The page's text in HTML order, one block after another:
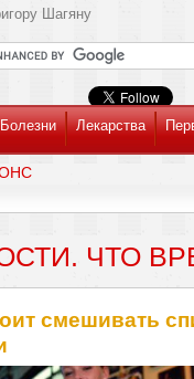
Шагяну
Болезни Лекарства
ЧТО
смешивать